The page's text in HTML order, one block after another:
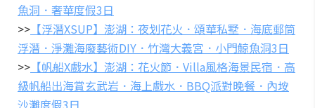
魚洞．奢華度假3日
>> 【浮潛XSUP】澎湖：夜划花火．頌華私墅．海底郵筒
浮潛．淨灘海廢藝術DIY．竹灣大義宮．小門鯨魚洞3日
>> 【帆船X戲水】澎湖：花火節．Villa風格海景民宿．高
級帆船出海賞玄武岩．海上戲水．BBQ派對晚餐．內垵
沙灘度假3日